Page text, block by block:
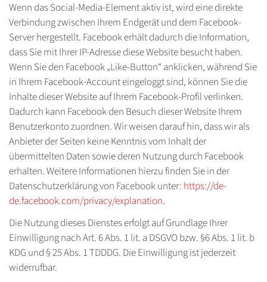
Wenn das Social-Media-Element aktiv ist, wird eine direkte
Verbindung zwischen Ihrem Endgerät und dem Facebook-
Server hergestellt. Facebook erhält dadurch die Information,
dass Sie mit Ihrer IP-Adresse diese Website besucht haben.
Wenn Sie den Facebook „Like-Button“ anklicken, während Sie
in Ihrem Facebook-Account eingeloggt sind, können Sie die
Inhalte dieser Website auf Ihrem Facebook-Profil verlinken.
Dadurch kann Facebook den Besuch dieser Website Ihrem
Benutzerkonto zuordnen. Wir weisen darauf hin, dass wir als
Anbieter der Seiten keine Kenntnis vom Inhalt der
übermittelten Daten sowie deren Nutzung durch Facebook
erhalten. Weitere Informationen hierzu finden Sie in der
Datenschutzerklärung von Facebook unter: https://de-
de.facebook.com/privacy/explanation.
Die Nutzung dieses Dienstes erfolgt auf Grundlage Ihrer
Einwilligung nach Art. 6 Abs. 1 lit. a DSGVO bzw. §6 Abs. 1 lit. b
KDG und § 25 Abs. 1 TDDDG. Die Einwilligung ist jederzeit
widerrufbar.